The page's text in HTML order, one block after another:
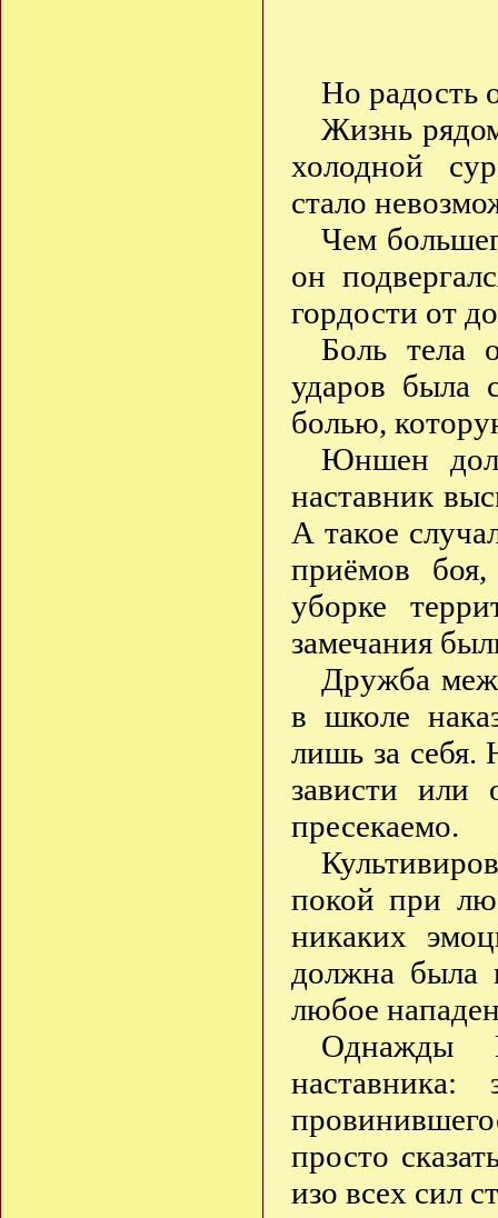
Но радость
Жизнь
холодной
стало
Чем
он
гордости от
Боль тела
ударов была
болью,
Юншен
наставник
А такое
приёмов
уборке
замечания
Дружба
в школе
лишь за себя.
зависти
пресекаемо.
покой при
никаких
должна была
любое
Однажды
просто
изо всех сил